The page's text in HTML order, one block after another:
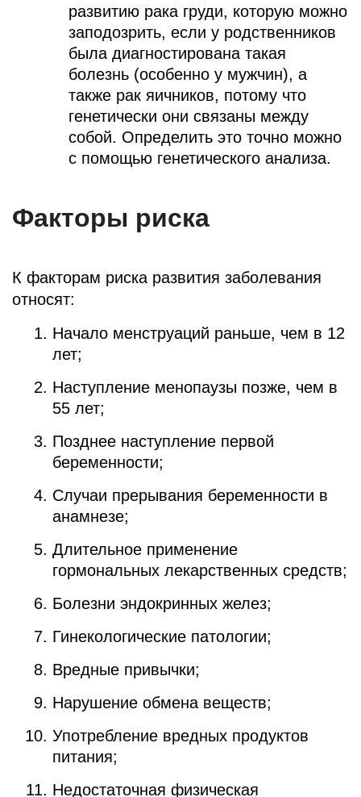
развитию рака груди, которую можно
заподозрить, если у родственников
была диагностирована такая
болезнь (особенно у мужчин), а
также рак яичников, потому что
генетически они связаны между
собой. Определить это точно можно
с помощью генетического анализа.
Факторы риска
К факторам риска развития заболевания
относят:
Начало менструаций раньше, чем в 12
лет;
Наступление менопаузы позже, чем в
55 лет;
Позднее наступление первой
беременности;
Случаи прерывания беременности в
анамнезе;
Длительное применение
гормональных лекарственных средств;
Болезни эндокринных желез;
Гинекологические патологии;
Вредные привычки;
Нарушение обмена веществ;
Употребление вредных продуктов
питания;
Недостаточная физическая